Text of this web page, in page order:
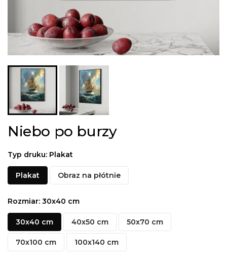
Niebo po burzy
Typ druku: Plakat
Plakat Obraz na płótnie
Rozmiar: 30x40 cm
30x40 cm 40x50 cm 50x70 cm
70x100 cm 100x140 cm